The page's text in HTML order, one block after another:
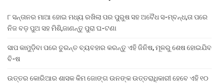
୮ ସନ୍ତାନର ମାଆ ହୋଇ ମଧ୍ୟ ରଖିଲା ପର ପୁରୁଷ ସହ ଅବୈଧ ସ-ମ୍ବନ୍ଧ,ତା ପରେ
ନିଜ ବଡ଼ ପୁଅ ସହ ମିଶି,ଜାଣନ୍ତୁ ପୁରା ଘ-ଟଣା
ସାପ କାମୁଡ଼ିବା ପରେ ତୁରନ୍ତ ବ୍ୟବହାର କରନ୍ତୁ ଏହି ଜିନିଷ, ମୂଳରୁ ଶେଷ ହୋଇଯିବ
ବି-ଷ
ଉତ୍ତର କୋରିଆର ଶାସକ କିମ ଜୋଙ୍ଗ ଉନଙ୍କ ଉତ୍ତରାଧିକାରୀ ହେବେ ଏହି ୧୦